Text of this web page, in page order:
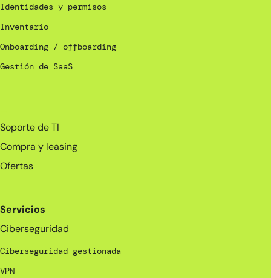
Identidades y permisos
Inventario
Onboarding / offboarding
Gestión de SaaS
Soporte de TI
Compra y leasing
Ofertas
Servicios
Ciberseguridad
Ciberseguridad gestionada
VPN